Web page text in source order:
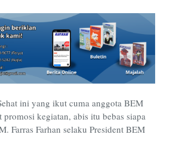
ini yang ikut cuma anggota BEM
promosi kegiatan, abis itu bebas siapa
Farras Farhan selaku President BEM